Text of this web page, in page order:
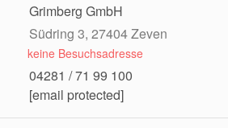
Grimberg GmbH
Südring 3, 27404 Zeven
keine Besuchsadresse
04281 / 71 99 100
[email protected]